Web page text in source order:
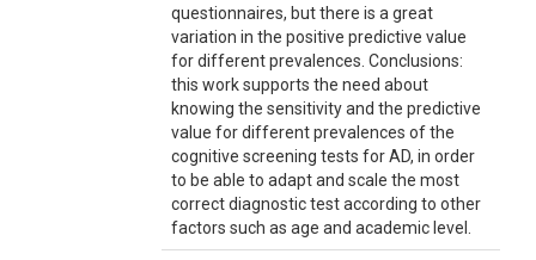
questionnaires, but there is a great
variation in the positive predictive value
for different prevalences. Conclusions:
this work supports the need about
knowing the sensitivity and the predictive
value for different prevalences of the
cognitive screening tests for AD, in order
to be able to adapt and scale the most
correct diagnostic test according to other
factors such as age and academic level.